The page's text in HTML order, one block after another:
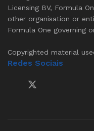
Licensing BV, Formula
other organisation or
Formula One governing
Copyrighted material
Redes Sociais